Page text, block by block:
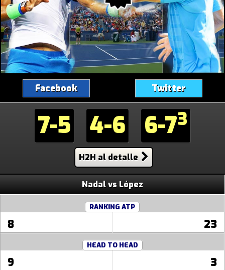
Nadal vs López
RANKING ATP
8 23
HEAD TO HEAD
9 3
Facebook Twitter
7-5 4-6 6-73
H2H al detalle